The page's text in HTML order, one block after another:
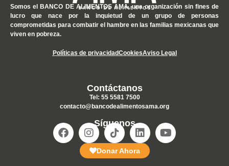
Somos elBANCO DE ALIMENTOS AMA, una organización sin fines de
lucro que nace por la inquietud de un grupo de personas
comprometidas para combatir el hambre en las familias mexicanas que
viven en pobreza.
Políticas de privacidadCookiesAviso Legal
Contáctanos
Tel: 55 5581 7500
contacto@bancodealimentosama.org
Síguenos
Donar Ahora